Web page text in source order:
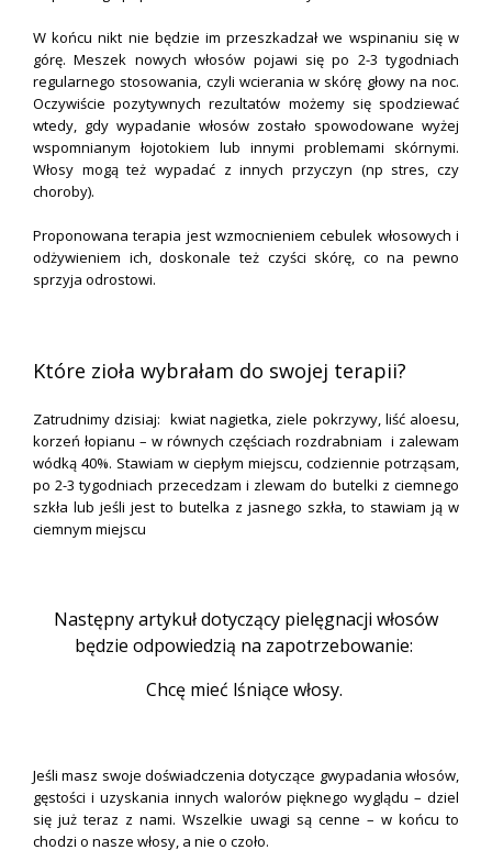
W końcu nikt nie będzie im przeszkadzał we wspinaniu się w
górę. Meszek nowych włosów pojawi się po 2-3 tygodniach
regularnego stosowania, czyli wcierania w skórę głowy na noc.
Oczywiście pozytywnych rezultatów możemy się spodziewać
wtedy, gdy wypadanie włosów zostało spowodowane wyżej
wspomnianym łojotokiem lub innymi problemami skórnymi.
Włosy mogą też wypadać z innych przyczyn (np stres, czy
choroby).
Proponowana terapia jest wzmocnieniem cebulek włosowych i
odżywieniem ich, doskonale też czyści skórę, co na pewno
sprzyja odrostowi.
Które zioła wybrałam do swojej terapii?
Zatrudnimy dzisiaj: kwiat nagietka, ziele pokrzywy, liść aloesu,
korzeń łopianu – w równych częściach rozdrabniam i zalewam
wódką 40%. Stawiam w ciepłym miejscu, codziennie potrząsam,
po 2-3 tygodniach przecedzam i zlewam do butelki z ciemnego
szkła lub jeśli jest to butelka z jasnego szkła, to stawiam ją w
ciemnym miejscu
Następny artykuł dotyczący pielęgnacji włosów
będzie odpowiedzią na zapotrzebowanie:
Chcę mieć lśniące włosy.
Jeśli masz swoje doświadczenia dotyczące gwypadania włosów,
gęstości i uzyskania innych walorów pięknego wyglądu – dziel
się już teraz z nami. Wszelkie uwagi są cenne – w końcu to
chodzi o nasze włosy, a nie o czoło.